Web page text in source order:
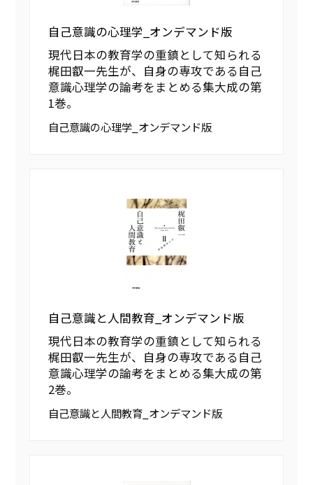
自己意識の心理学_オンデマンド版
現代日本の教育学の重鎮として知られる
梶田叡一先生が、自身の専攻である自己
意識心理学の論考をまとめる集大成の第
1巻。
自己意識の心理学_オンデマンド版
自己意識と人間教育_オンデマンド版
現代日本の教育学の重鎮として知られる
梶田叡一先生が、自身の専攻である自己
意識心理学の論考をまとめる集大成の第
2巻。
自己意識と人間教育_オンデマンド版